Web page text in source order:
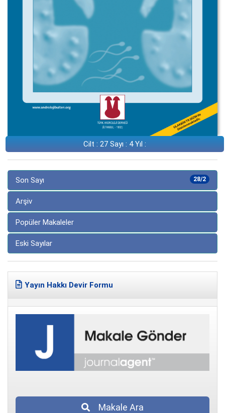
Cilt : 27 Sayı : 4 Yıl :
28/2
Son Sayı
Arşiv
Popüler Makaleler
Eski Sayılar
Yayın Hakkı Devir Formu
Makale Ara